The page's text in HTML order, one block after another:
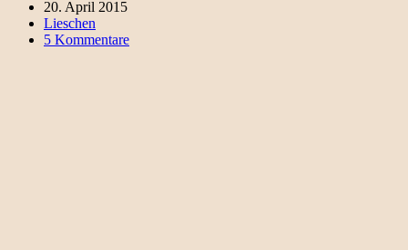
20. April 2015
Lieschen
5 Kommentare